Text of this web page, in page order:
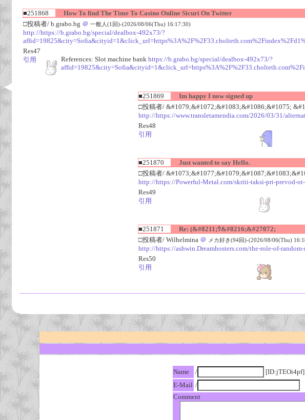
■251868
How To find The Time To Casino Online Sicuri On Twitter
□投稿者/ b.grabo.bg ＠ 一般人(1回)-(2026/08/06(Thu) 16:17:30)
http://https://b.grabo.bg/special/dealbox-492x73/?
Res47
引用
References: Slot machine bank https://b.grabo.bg/special/dealbox-492x73/?
■251869
Im happy I now signed up
□投稿者/ &#1079;&#1072;&#1083;&#1086;&#1075;
http://https://www.transletamendia.com/2026/03/31/
Res48
引用
■251870
Just wanted to say Hello.
□投稿者/
http://https://Powerful-Metal.com/skriti-taksi-pri-prevod-
Res49
引用
■251871
Re: (&#8211;ｳ&#8216;&#27072;
□投稿者/ Wilhelmina ＠ メカ好き(94回)-(2026/08/06(Thu)
http://https://ashwin.Dreamhosters.com/the-role-of-
Res50
引用
Name
/ [ID:jTEOi4pf]
E-Mail /
Comment